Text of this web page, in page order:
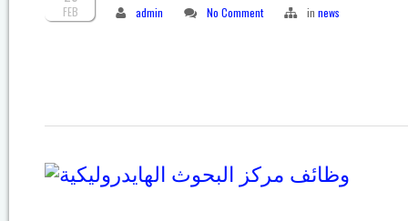
FEB admin No Comment in news